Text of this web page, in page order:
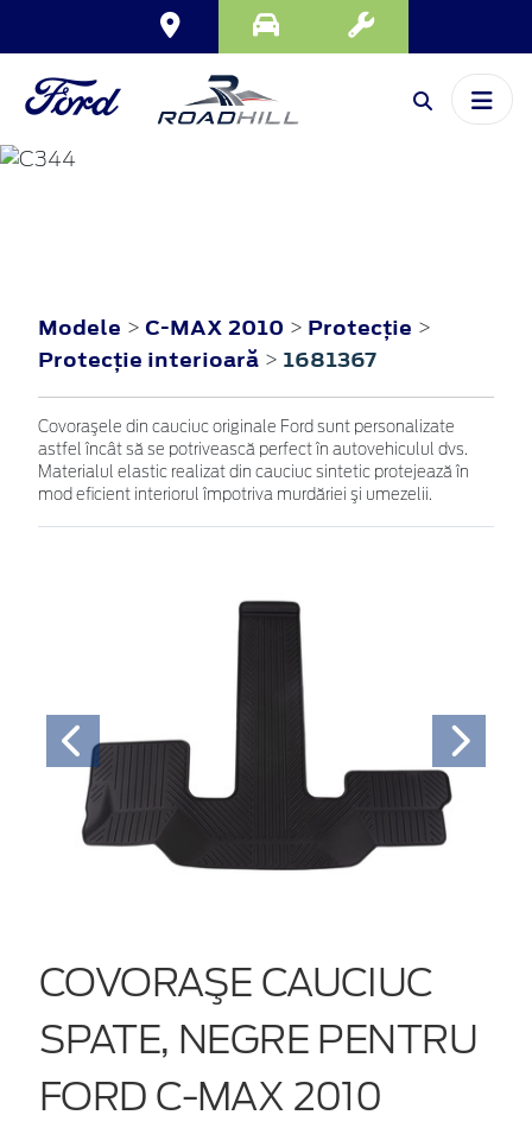
Modele > C-MAX 2010 > Protecţie >
Protecţie interioară > 1681367
Covoraşele din cauciuc originale Ford sunt personalizate
astfel încât să se potrivească perfect în autovehiculul dvs.
Materialul elastic realizat din cauciuc sintetic protejează în
mod eficient interiorul împotriva murdăriei şi umezelii.
COVORAŞE CAUCIUC
SPATE, NEGRE PENTRU
FORD C-MAX 2010